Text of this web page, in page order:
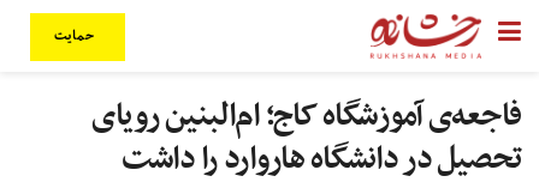
حمایت
فاجعه‌ی آموزشگاه کاج؛ ام‌البنین رویای
تحصیل در دانشگاه هاروارد را داشت